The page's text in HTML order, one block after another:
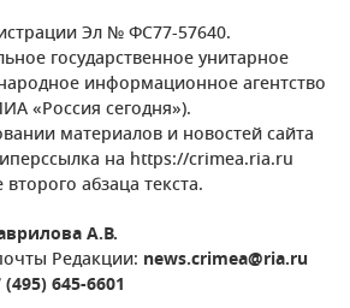
Эл № ФС77-57640.
государственное унитарное
информационное агентство
«Россия сегодня»).
материалов и новостей сайта
на https://crimea.ria.ru
абзаца текста.
А.В.
Редакции: news.crimea@ria.ru
(495) 645-6601